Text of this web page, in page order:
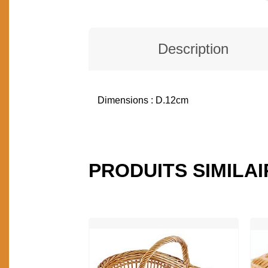
Description
Dimensions : D.12cm
PRODUITS